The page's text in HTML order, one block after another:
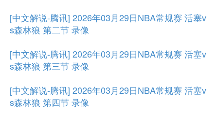
[中文解说-腾讯] 2026年03月29日NBA常规赛 活塞v
s森林狼 第二节 录像
[中文解说-腾讯] 2026年03月29日NBA常规赛 活塞v
s森林狼 第三节 录像
[中文解说-腾讯] 2026年03月29日NBA常规赛 活塞v
s森林狼 第四节 录像